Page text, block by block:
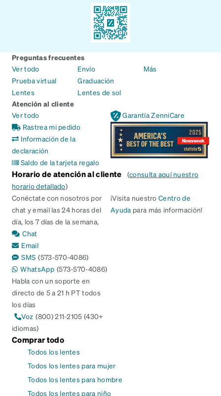
Preguntas frecuentes
Ver todo
Prueba virtual
Lentes
Envío
Graduación
Lentes de sol
Más
Atención al cliente
Ver todo
Rastrea mi pedido
Información de la
declaración
Saldo de la tarjeta regalo
Garantía ZenniCare
Horario de atención al cliente (consulta aquí nuestro
horario detallado)
Conéctate con nosotros por
chat y email las 24 horas del
día, los 7 días de la semana,
Chat
Email
SMS (573-570-4086)
WhatsApp (573-570-4086)
Habla con un soporte en
directo de 5 a 21 h PT todos
los días
Voz (800) 211-2105 (430+
idiomas)
¡Visita nuestroCentro de
Ayuda para más información!
Comprar todo
Todos los lentes
Todos los lentes para mujer
Todos los lentes para hombre
Todos los lentes para niño